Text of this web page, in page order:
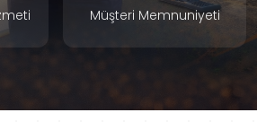
Müşteri Memnuniyeti